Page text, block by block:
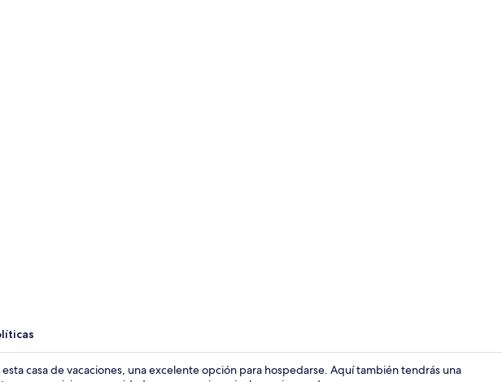
casa de vacaciones, una excelente opción para hospedarse. Aquí también tendrás una